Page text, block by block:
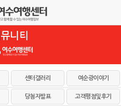
니티
센터갤러리 여순광이야기
당첨자발표 고객평점및후기